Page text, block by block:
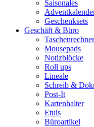
Saisonales
Geschenksets
Geschäft & Büro
Taschenrechner
Mousepads
Notizblöcke
Roll ups
Lineale
Schreib &
Post-It
Kartenhalter
Etuis
Büroartikel